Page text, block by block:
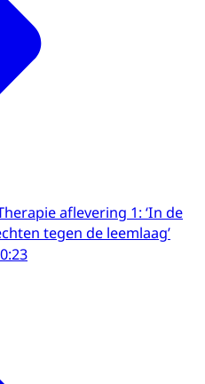
aflevering 1: ‘In de
tegen de leemlaag’